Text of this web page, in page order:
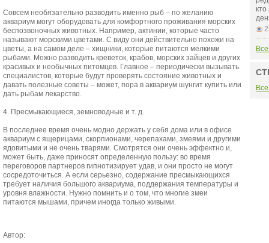
Совсем необязательно разводить именно рыб – по желанию
аквариум могут оборудовать для комфортного проживания морских
беспозвоночных животных. Например, актинии, которые часто
называют морскими цветами. С виду они действительно похожи на
цветы, а на самом деле – хищники, которые питаются мелкими
рыбами. Можно разводить креветок, крабов, морских зайцев и других
красивых и необычных питомцев. Главное – периодически вызывать
специалистов, которые будут проверять состояние животных и
давать полезные советы – может, пора в аквариум шунгит купить или
дать рыбам лекарство.
4. Пресмыкающиеся, земноводные и т. д.
В последнее время очень модно держать у себя дома или в офисе
аквариум с ящерицами, скорпионами, черепахами, змеями и другими
ядовитыми и не очень тварями. Смотрятся они очень эффектно и,
может быть, даже приносят определенную пользу: во время
переговоров партнеров гипнотизирует удав, и они просто не могут
сосредоточиться. А если серьезно, содержание пресмыкающихся
требует наличия большого аквариума, поддержания температуры и
уровня влажности. Нужно помнить и о том, что многие змеи
питаются мышами, причем иногда только живыми.
Автор: